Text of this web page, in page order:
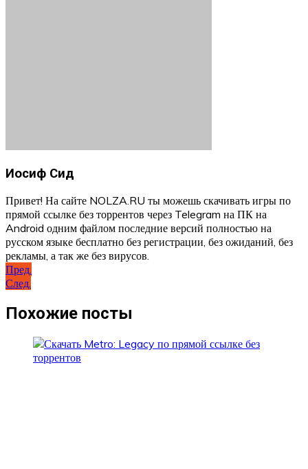
Иосиф Сид
Привет! На сайте NOLZA.RU ты можешь скачивать игры по
прямой ссылке без торрентов через Telegram на ПК на
Android одним файлом последние версий полностью на
русском языке бесплатно без регистрации, без ожиданий, без
рекламы, а так же без вирусов.
Навигация
по
записям
Пред.
След.
Похожие посты